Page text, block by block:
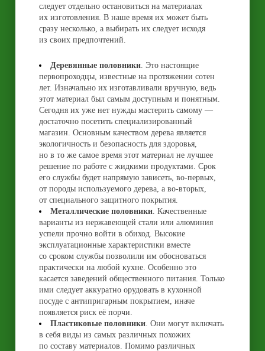
следует отдельно остановиться на материалах
их изготовления. В наше время их может быть
сразу несколько, а выбирать их следует исходя
из своих предпочтений.
Деревянные половники. Это настоящие
первопроходцы, известные на протяжении сотен
лет. Изначально их изготавливали вручную, ведь
этот материал был самым доступным и понятным.
Сегодня их уже нет нужды мастерить самому —
достаточно посетить специализированный
магазин. Основным качеством дерева является
экологичность и безопасность для здоровья,
но в то же самое время этот материал не лучшее
решение по работе с жидкими продуктами. Срок
его службы будет напрямую зависеть, во-первых,
от породы используемого дерева, а во-вторых,
от специального защитного покрытия.
Металлические половники. Качественные
варианты из нержавеющей стали или алюминия
успели прочно войти в обиход. Высокие
эксплуатационные характеристики вместе
со сроком службы позволили им обосноваться
практически на любой кухне. Особенно это
касается заведений общественного питания. Только
ими следует аккуратно орудовать в кухонной
посуде с антипригарным покрытием, иначе
появляется риск её порчи.
Пластиковые половники. Они могут включать
в себя виды из самых различных похожих
по составу материалов. Помимо различных